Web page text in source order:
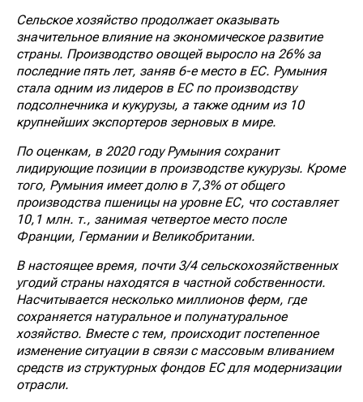
Сельское хозяйство продолжает оказывать
значительное влияние на экономическое развитие
страны. Производство овощей выросло на 26% за
последние пять лет, заняв 6-е место в ЕС. Румыния
стала одним из лидеров в ЕС по производству
подсолнечника и кукурузы, а также одним из 10
крупнейших экспортеров зерновых в мире.
По оценкам, в 2020 году Румыния сохранит
лидирующие позиции в производстве кукурузы. Кроме
того, Румыния имеет долю в 7,3% от общего
производства пшеницы на уровне ЕС, что составляет
10,1 млн. т., занимая четвертое место после
Франции, Германии и Великобритании.
В настоящее время, почти 3/4 сельскохозяйственных
угодий страны находятся в частной собственности.
Насчитывается несколько миллионов ферм, где
сохраняется натуральное и полунатуральное
хозяйство. Вместе с тем, происходит постепенное
изменение ситуации в связи с массовым вливанием
средств из структурных фондов ЕС для модернизации
отрасли.